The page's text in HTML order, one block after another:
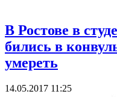
В Ростове в
бились в
умереть
14.05.2017 11:25